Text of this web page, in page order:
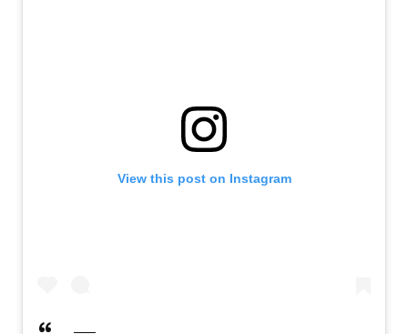
View this post on Instagram